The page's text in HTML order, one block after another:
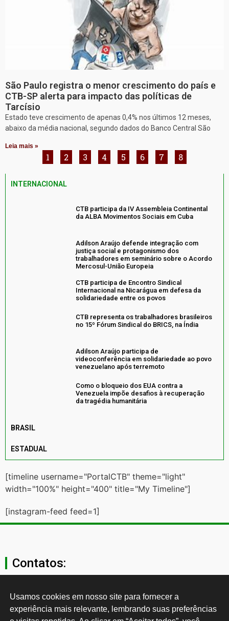
São Paulo registra o menor crescimento do país e
CTB-SP alerta para impacto das políticas de
Tarcísio
Estado teve crescimento de apenas 0,4% nos últimos 12 meses,
abaixo da média nacional, segundo dados do Banco Central São
Leia mais »
1 2 3 4 5 6 7 8
INTERNACIONAL
CTB participa da IV Assembleia Continental
da ALBA Movimentos Sociais em Cuba
Adilson Araújo defende integração com
justiça social e protagonismo dos
trabalhadores em seminário sobre o Acordo
Mercosul-União Europeia
CTB participa de Encontro Sindical
Internacional na Nicarágua em defesa da
solidariedade entre os povos
CTB representa os trabalhadores brasileiros
no 15º Fórum Sindical do BRICS, na Índia
Adilson Araújo participa de
videoconferência em solidariedade ao povo
venezuelano após terremoto
Como o bloqueio dos EUA contra a
Venezuela impõe desafios à recuperação
da tragédia humanitária
BRASIL
ESTADUAL
[timeline username="PortalCTB" theme="light"
width="100%" height="400" title="My Timeline"]
[instagram-feed feed=1]
Contatos:
secgeral@ctb.org.br
11 3874-0040
Usamos cookies em nosso site para fornecer a
experiência mais relevante, lembrando suas preferências